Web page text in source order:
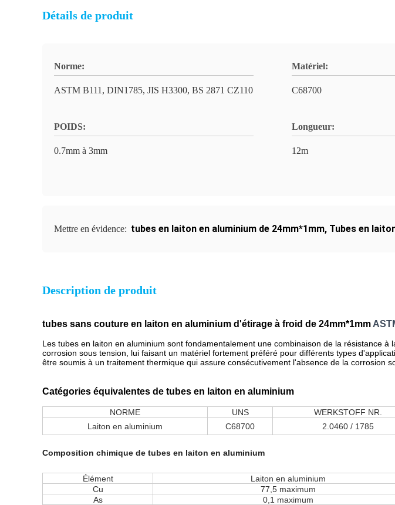
Détails de produit
Norme:
ASTM B111, DIN1785, JIS H3300, BS 2871 CZ110
Matériel:
C68700
POIDS:
0.7mm à 3mm
Longueur:
12m
Mettre en évidence: tubes en laiton en aluminium de 24mm*1mm, Tubes en
Description de produit
tubes sans couture en laiton en aluminium d'étirage à froid de 24mm*1mm
Les tubes en laiton en aluminium sont fondamentalement une combinaison de la résistance
corrosion sous tension, lui faisant un matériel fortement préféré pour différents types
être soumis à un traitement thermique qui assure consécutivement l'absence de la corrosion
Catégories équivalentes de tubes en laiton en aluminium
NORME UNS
WERKSTOFF NR.
Laiton en aluminium
C68700 2.0460 / 1785
Composition chimique de tubes en laiton en aluminium
Élément
Laiton en aluminium
Cu
77,5 maximum
As
0,1 maximum